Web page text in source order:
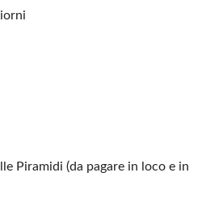
Piramidi (da pagare in loco e in